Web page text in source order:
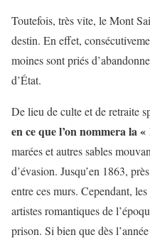
Toutefois, très vite, le Mont
destin. En effet,
moines sont priés
d’État.
De lieu de culte et de retraite
en ce que l’on nommera la
marées et autres sables
d’évasion. Jusqu’en 1863,
entre ces murs. Cependant,
artistes romantiques de
prison. Si bien que dès